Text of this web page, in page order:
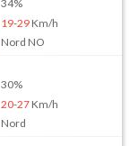
34%
19-29Km/h
Nord NO
30%
20-27Km/h
Nord